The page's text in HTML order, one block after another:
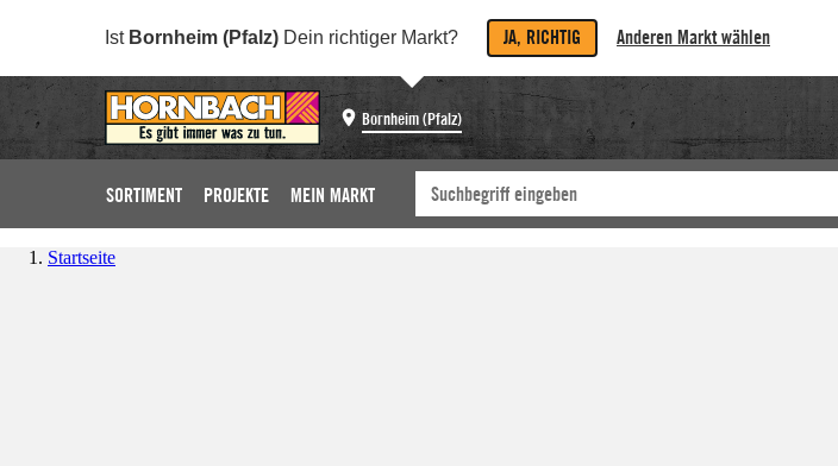
Ist Bornheim (Pfalz) Dein richtiger Markt? JA, RICHTIG Anderen Markt wählen
Bornheim (Pfalz)
SORTIMENT PROJEKTE MEIN MARKT
Startseite